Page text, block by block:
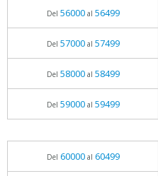
Del 56000al 56499
Del 57000al 57499
Del 58000al 58499
Del 59000al 59499
Del 60000al 60499